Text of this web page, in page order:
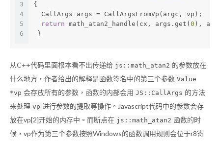
3
4
5
6
{
  CallArgs args = CallArgsFromVp(argc, vp);
return math_atan2_handle(cx, args.get( 0 ),
}
从C++代码里面根本看不出传递给 js::math_atan2 的参数放在
什么地方，作者给出的解释是函数签名中的第三个参数 Value
*vp 会存放所有的参数，函数的内部会用 JS::CallArgs 的方法
来处理 vp 进行参数的提取等操作。Javascript代码中的参数会存
放在vp[2]开始的内存中。而断点在 js::math_atan2 函数的时
候，vp作为第三个参数按照Windows的函数调用规则会位于r8寄